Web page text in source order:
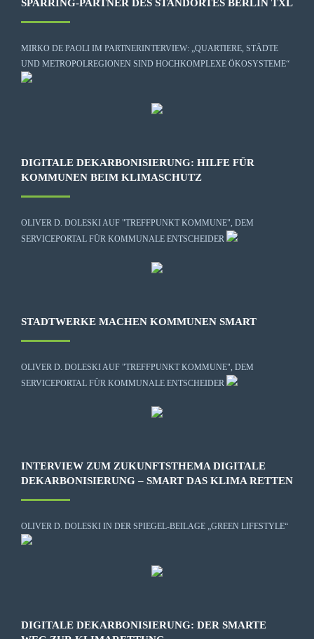
SPARRING-PARTNER DES STANDORTES BERLIN TXL
MIRKO DE PAOLI IM PARTNERINTERVIEW: „QUARTIERE, STÄDTE
UND METROPOLREGIONEN SIND HOCHKOMPLEXE ÖKOSYSTEME“
DIGITALE DEKARBONISIERUNG: HILFE FÜR
KOMMUNEN BEIM KLIMASCHUTZ
OLIVER D. DOLESKI AUF "TREFFPUNKT KOMMUNE", DEM
SERVICEPORTAL FÜR KOMMUNALE ENTSCHEIDER
STADTWERKE MACHEN KOMMUNEN SMART
OLIVER D. DOLESKI AUF "TREFFPUNKT KOMMUNE", DEM
SERVICEPORTAL FÜR KOMMUNALE ENTSCHEIDER
INTERVIEW ZUM ZUKUNFTSTHEMA DIGITALE
DEKARBONISIERUNG – SMART DAS KLIMA RETTEN
OLIVER D. DOLESKI IN DER SPIEGEL-BEILAGE „GREEN LIFESTYLE“
DIGITALE DEKARBONISIERUNG: DER SMARTE